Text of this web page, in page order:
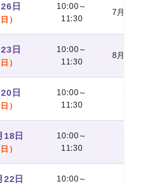
日
日）
10:00～
11:30
7月5日
日
日）
10:00～
11:30
8月2日
日
日）
10:00～
11:30
8月
18日
日）
10:00～
11:30
9月
22日
10:00～